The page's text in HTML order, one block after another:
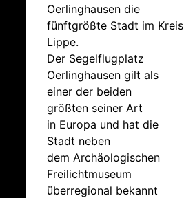
Oerlinghausen die
fünftgrößte Stadt im Kreis
Lippe.
Der Segelflugplatz
Oerlinghausen gilt als
einer der beiden
größten seiner Art
in Europa und hat die
Stadt neben
dem Archäologischen
Freilichtmuseum
überregional bekannt